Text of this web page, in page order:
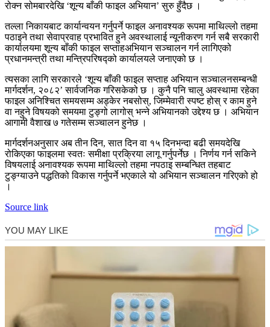
रोक्न सोमबारदेखि ‘शून्य बाँकी फाइल अभियान’ सुरु हुँदैछ ।
तल्ला निकायबाट कार्यान्वयन गर्नुपर्ने फाइल अनावश्यक रूपमा माथिल्लो तहमा
पठाइने तथा सेवाप्रवाह प्रभावित हुने अवस्थालाई न्यूनीकरण गर्न सबै सरकारी
कार्यालयमा शून्य बाँकी फाइल सप्ताहअभियान सञ्चालन गर्न लागिएको
प्रधानमन्त्री तथा मन्त्रिपरिषद्को कार्यालयले जनाएको छ ।
त्यसका लागि सरकारले ‘शून्य बाँकी फाइल सप्ताह अभियान सञ्चालनसम्बन्धी
मार्गदर्शन, २०८२’ सार्वजनिक गरिसकेको छ । कुनै पनि चालु अवस्थामा रहेका
फाइल अनिश्चित समयसम्म अड्केर नबसोस्, जिम्मेवारी स्पष्ट होस् र काम हुने
वा नहुने विषयको समयमा टुङ्गो लागोस् भन्ने अभियानको उद्देश्य छ । अभियान
आगामी वैशाख ७ गतेसम्म सञ्चालन हुनेछ ।
मार्गदर्शनअनुसार अब तीन दिन, सात दिन वा १५ दिनभन्दा बढी समयदेखि
रोकिएका फाइलमा स्वतः समीक्षा प्रक्रिया लागू गर्नुपर्नेछ । निर्णय गर्न सकिने
विषयलाई अनावश्यक रूपमा माथिल्लो तहमा नपठाइ सम्बन्धित तहबाट
टुङ्ग्याउने पद्धतिको विकास गर्नुपर्ने भएकाले यो अभियान सञ्चालन गरिएको हो
।
Source link